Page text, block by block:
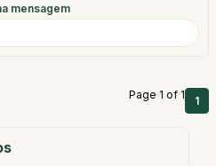
mensagem
Page 1 of 1 1